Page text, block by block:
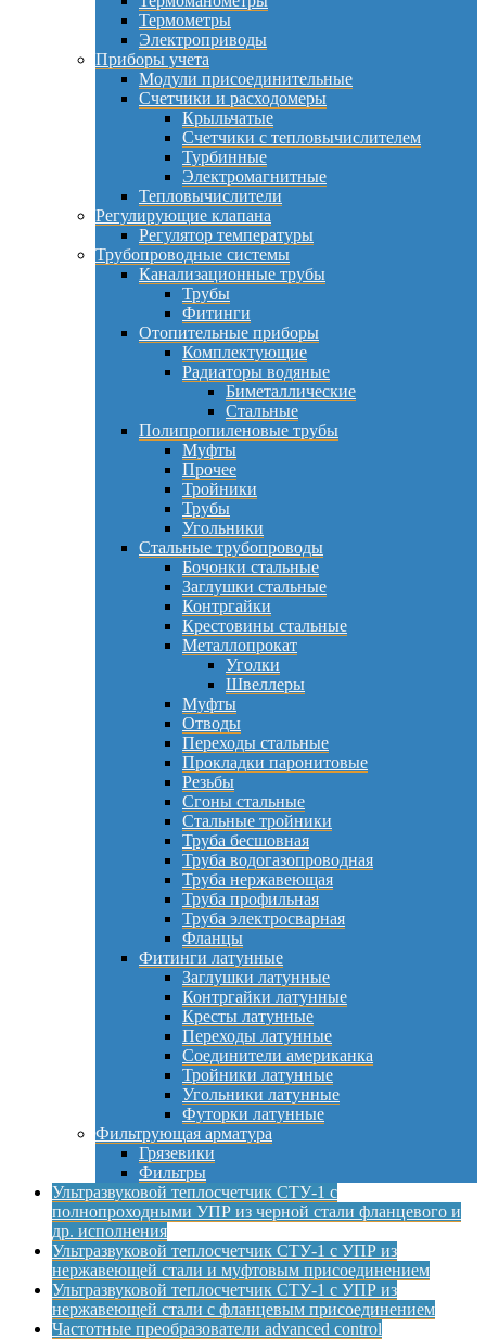
Термометры
Электроприводы
Приборы учета
Модули присоединительные
Счетчики и расходомеры
Крыльчатые
Счетчики с тепловычислителем
Турбинные
Электромагнитные
Тепловычислители
Регулирующие клапана
Регулятор температуры
Трубопроводные системы
Канализационные трубы
Трубы
Фитинги
Отопительные приборы
Комплектующие
Радиаторы водяные
Биметаллические
Стальные
Полипропиленовые трубы
Муфты
Прочее
Тройники
Трубы
Угольники
Стальные трубопроводы
Бочонки стальные
Заглушки стальные
Контргайки
Крестовины стальные
Металлопрокат
Уголки
Швеллеры
Муфты
Отводы
Переходы стальные
Прокладки паронитовые
Резьбы
Сгоны стальные
Стальные тройники
Труба бесшовная
Труба водогазопроводная
Труба нержавеющая
Труба профильная
Труба электросварная
Фланцы
Фитинги латунные
Заглушки латунные
Контргайки латунные
Кресты латунные
Переходы латунные
Соединители американка
Тройники латунные
Угольники латунные
Футорки латунные
Фильтрующая арматура
Грязевики
Фильтры
Ультразвуковой теплосчетчик СТУ-1 с
полнопроходными УПР из черной стали фланцевого и
др. исполнения
Ультразвуковой теплосчетчик СТУ-1 с УПР из
нержавеющей стали и муфтовым присоединением
Ультразвуковой теплосчетчик СТУ-1 с УПР из
нержавеющей стали с фланцевым присоединением
Частотные преобразователи advanced control